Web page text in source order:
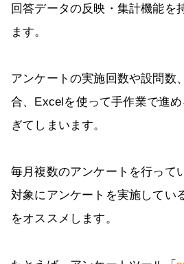
回答データの反映・集計機能を
ます。
アンケートの実施回数や設問数
合、Excelを使って手作業で進
ぎてしまいます。
毎月複数のアンケートを行って
対象にアンケートを実施してい
をオススメします。